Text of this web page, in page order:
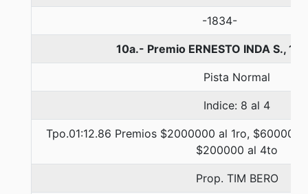
-1834-
10a.- Premio ERNESTO INDA S.,
Pista Normal
Indice: 8 al 4
Tpo.01:12.86 Premios $2000000 al 1ro,
$200000 al 4to
Prop. TIM BERO